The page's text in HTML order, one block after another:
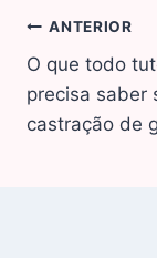
ANTERIOR
O que todo
precisa saber
castração de